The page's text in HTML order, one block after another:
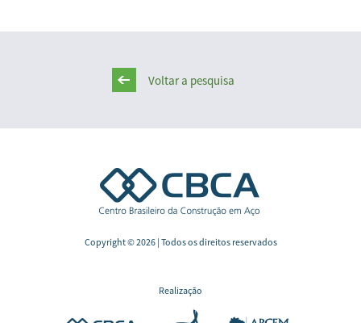
Voltar a pesquisa
Copyright © 2026 | Todos os direitos reservados
Realização